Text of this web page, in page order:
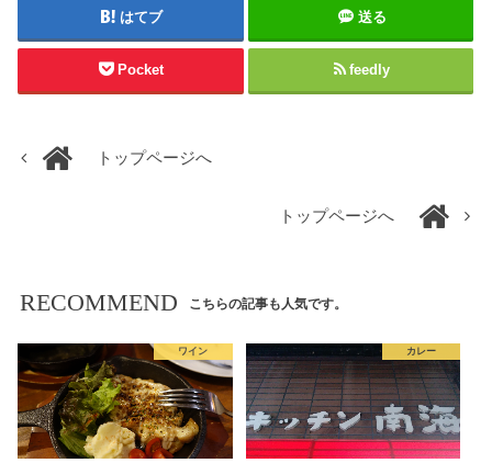
はてブ 送る
Pocket feedly
トップページへ
トップページへ
RECOMMEND こちらの記事も人気です。
ワイン カレー